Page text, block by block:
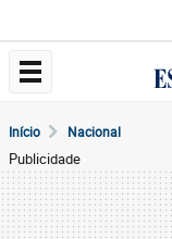
Início Nacional
Publicidade